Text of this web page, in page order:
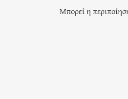
Μπορεί η